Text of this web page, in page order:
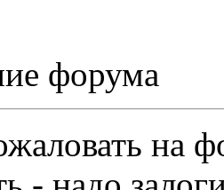
форума
на